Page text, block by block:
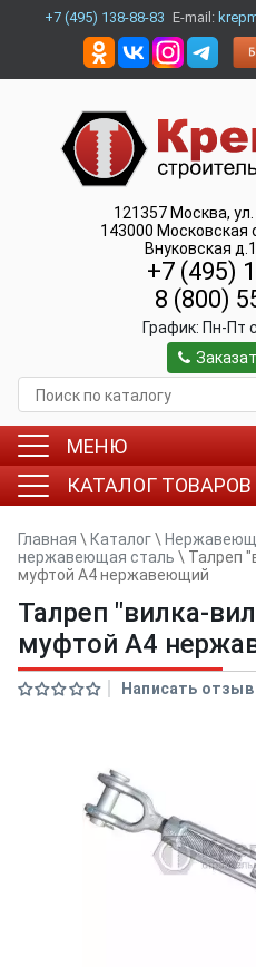
+7 (495) 138-88-83 E-mail:
121357 Москва,
143000 Московская
Внуковская
+7 (495)
8 (800)
График: Пн-Пт
МЕНЮ
КАТАЛОГ ТОВАРОВ
Главная \ Каталог\
нержавеющая сталь \ Талреп
муфтой A4 нержавеющий
Талреп "вилка-
муфтой A4
Написать отзыв